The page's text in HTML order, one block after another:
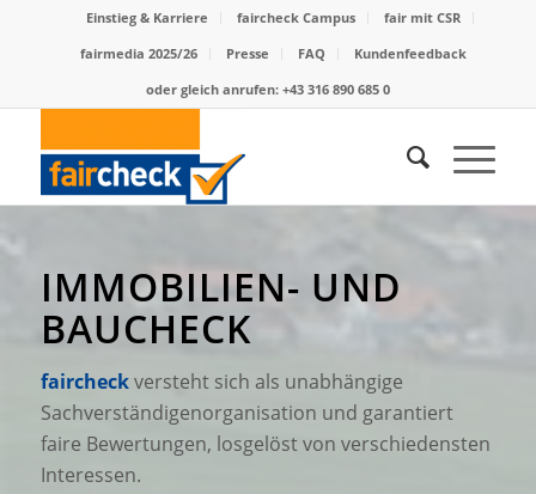
Einstieg & Karriere faircheck Campus
fair mit CSR
fairmedia 2025/26
Presse FAQ
Kundenfeedback
oder gleich anrufen: +43 316 890 685 0
IMMOBILIEN- UND
BAUCHECK
faircheckversteht sich als unabhängige
Sachverständigenorganisation und garantiert
faire Bewertungen, losgelöst von verschiedensten
Interessen.